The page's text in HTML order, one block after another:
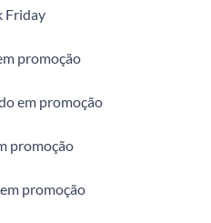
Friday
promoção
em promoção
promoção
promoção